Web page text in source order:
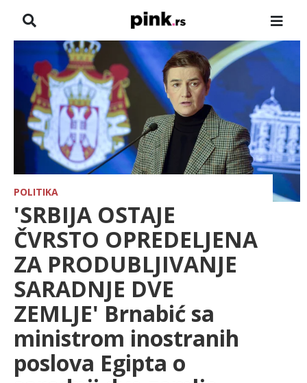
NASLOVNA
VESTI
ZADRUGA
SHOWBIZ
HRONIKA
FARMERI
TV
SPORT
LIFESTYLE
EXTRA
POLITIKA
'SRBIJA OSTAJE
ČVRSTO OPREDELJENA
ZA PRODUBLJIVANJE
SARADNJE DVE
ZEMLJE' Brnabić sa
ministrom inostranih
poslova Egipta o